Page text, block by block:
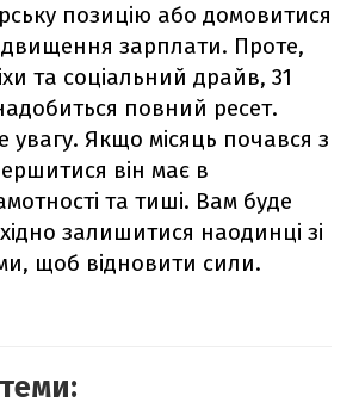
позицію або домовитися
зарплати. Проте,
та соціальний драйв, 31
повний ресет.
увагу. Якщо місяць почався з
він має в
та тиші. Вам буде
залишитися наодинці зі
щоб відновити сили.